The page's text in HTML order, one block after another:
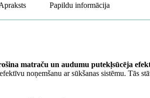
Papildu informācija
matraču un audumu putekļsūcēja
noņemšanu ar sūkšanas sistēmu. Tās